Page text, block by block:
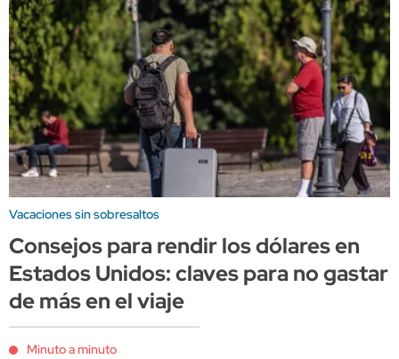
Vacaciones sin sobresaltos
Consejos para rendir los dólares en
Estados Unidos: claves para no gastar
de más en el viaje
Minuto a minuto